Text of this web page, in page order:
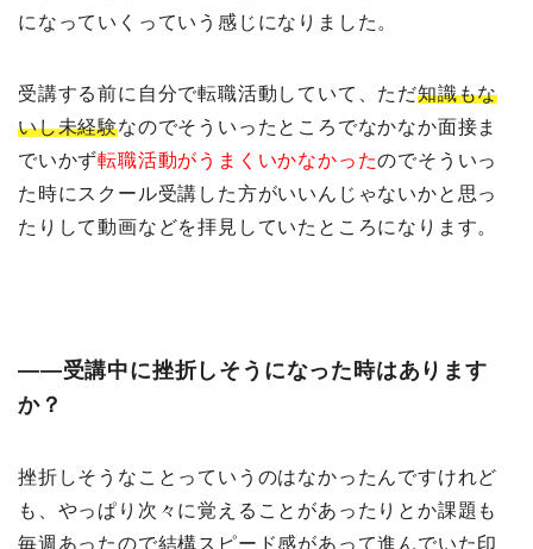
になっていくっていう感じになりました。
受講する前に自分で転職活動していて、ただ知識もな
いし未経験なのでそういったところでなかなか面接ま
でいかず転職活動がうまくいかなかったのでそういっ
た時にスクール受講した方がいいんじゃないかと思っ
たりして動画などを拝見していたところになります。
――受講中に挫折しそうになった時はあります
か？
挫折しそうなことっていうのはなかったんですけれど
も、やっぱり次々に覚えることがあったりとか課題も
毎週あったので結構スピード感があって進んでいた印